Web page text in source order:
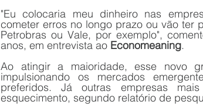
"Eu colocaria meu dinheiro nas
cometer erros no longo prazo ou vão ter
Petrobras ou Vale, por exemplo",
anos, em entrevista ao Economeaning.
Ao atingir a maioridade, esse novo
impulsionando os mercados
preferidos. Já outras empresas
esquecimento, segundo relatório de